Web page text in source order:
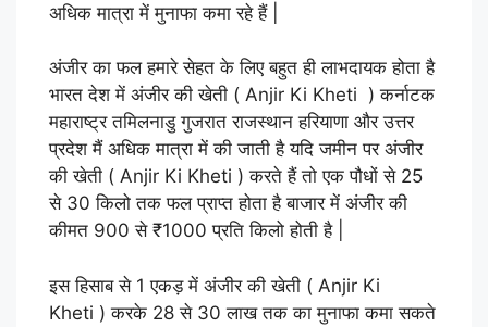
अधिक मात्रा में मुनाफा कमा रहे हैं |
अंजीर का फल हमारे सेहत के लिए बहुत ही लाभदायक होता है
भारत देश में अंजीर की खेती ( Anjir Ki Kheti ) कर्नाटक
महाराष्ट्र तमिलनाडु गुजरात राजस्थान हरियाणा और उत्तर
प्रदेश मैं अधिक मात्रा में की जाती है यदि जमीन पर अंजीर
की खेती ( Anjir Ki Kheti )करते हैं तो एक पौधों से 25
से 30 किलो तक फल प्राप्त होता है बाजार में अंजीर की
कीमत 900 से ₹1000 प्रति किलो होती है |
इस हिसाब से 1 एकड़ में अंजीर की खेती ( Anjir Ki
Kheti ) करके 28 से 30 लाख तक का मुनाफा कमा सकते